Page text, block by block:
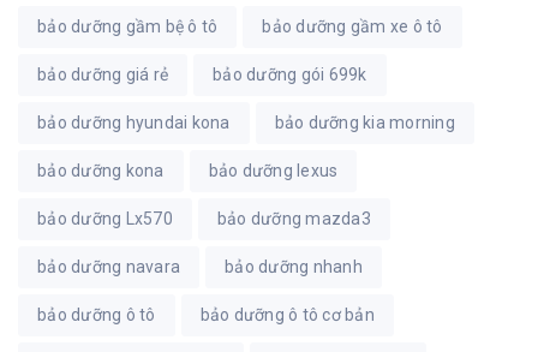
bảo dưỡng gầm bệ ô tô bảo dưỡng gầm xe ô tô
bảo dưỡng giá rẻ bảo dưỡng gói 699k
bảo dưỡng hyundai kona bảo dưỡng kia morning
bảo dưỡng kona bảo dưỡng lexus
bảo dưỡng Lx570 bảo dưỡng mazda3
bảo dưỡng navara bảo dưỡng nhanh
bảo dưỡng ô tô bảo dưỡng ô tô cơ bản